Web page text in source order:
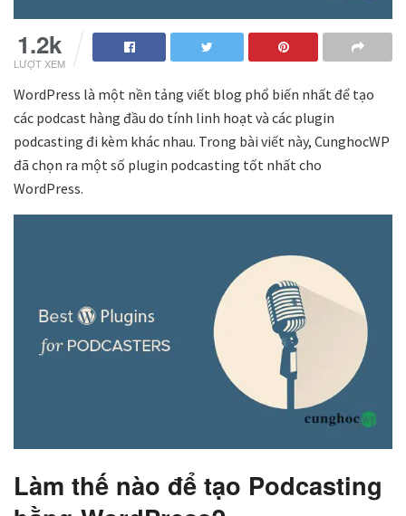
1.2k
LƯỢT XEM
WordPress là một nền tảng viết blog phổ biến nhất để tạo
các podcast hàng đầu do tính linh hoạt và các plugin
podcasting đi kèm khác nhau. Trong bài viết này, CunghocWP
đã chọn ra một số plugin podcasting tốt nhất cho
WordPress.
Làm thế nào để tạo Podcasting